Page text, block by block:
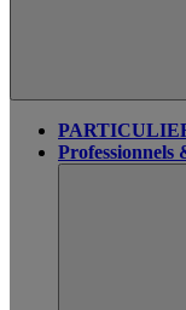
Professionnels